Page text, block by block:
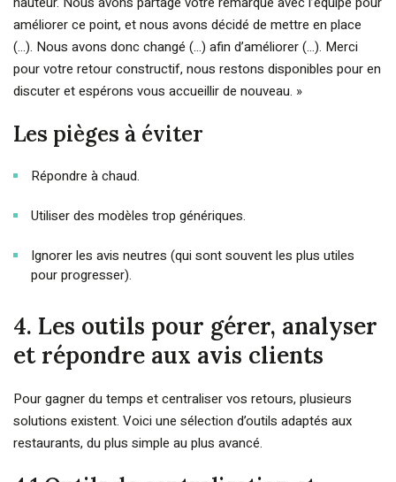
améliorer ce point, et nous avons décidé de mettre en place
(...). Nous avons donc changé (...) afin d’améliorer (...). Merci
pour votre retour constructif, nous restons disponibles pour en
discuter et espérons vous accueillir de nouveau. »
Les pièges à éviter
Répondre à chaud.
Utiliser des modèles trop génériques.
Ignorer les avis neutres (qui sont souvent les plus utiles
pour progresser).
4. Les outils pour gérer, analyser
et répondre aux avis clients
Pour gagner du temps et centraliser vos retours, plusieurs
solutions existent. Voici une sélection d’outils adaptés aux
restaurants, du plus simple au plus avancé.